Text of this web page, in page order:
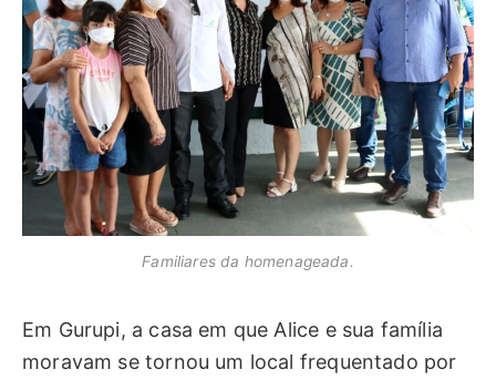
Familiares da homenageada.
Em Gurupi, a casa em que Alice e sua família
moravam se tornou um local frequentado por